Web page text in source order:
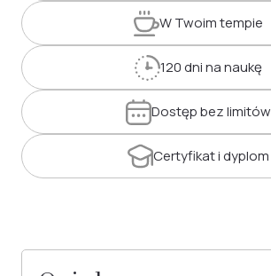
W Twoimtempie
120 dnina naukę
Dostępbez limitów
Certyfikati dyplom